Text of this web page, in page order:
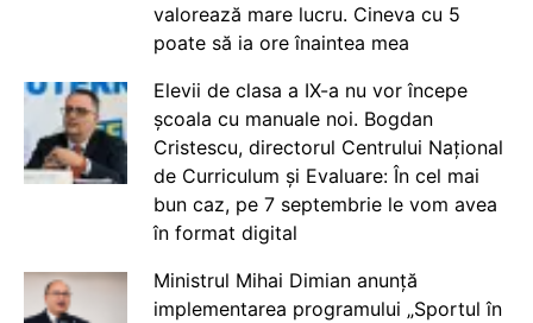
valorează mare lucru. Cineva cu 5
poate să ia ore înaintea mea
Elevii de clasa a IX-a nu vor începe
școala cu manuale noi. Bogdan
Cristescu, directorul Centrului Național
de Curriculum și Evaluare: În cel mai
bun caz, pe 7 septembrie le vom avea
în format digital
Ministrul Mihai Dimian anunță
implementarea programului „Sportul în